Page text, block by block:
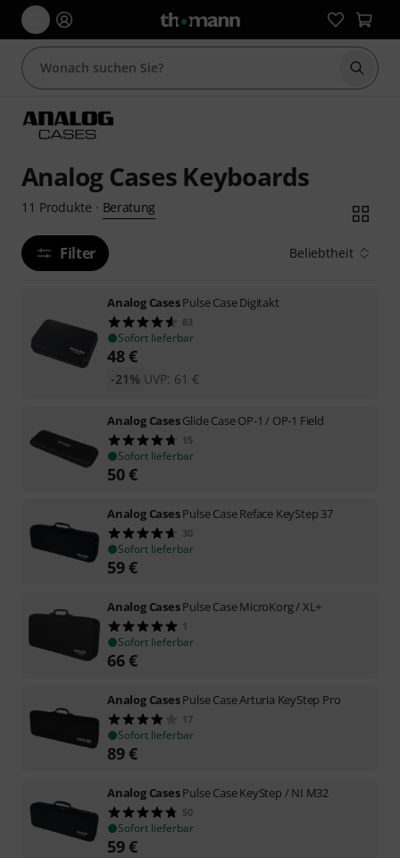
Suche
Analog Cases Keyboards
11 Produkte · Beratung
Filter Beliebtheit
Analog CasesPulse Case Digitakt
83
Sofort lieferbar
48€
UVP: 61 €
-21%
Analog CasesGlide Case OP-1 / OP-1 Field
15
Sofort lieferbar
50€
Analog CasesPulse Case Reface KeyStep 37
30
Sofort lieferbar
59€
Analog CasesPulse Case MicroKorg / XL+
1
Sofort lieferbar
66€
Analog CasesPulse Case Arturia KeyStep Pro
17
Sofort lieferbar
89€
Analog CasesPulse Case KeyStep / NI M32
50
Sofort lieferbar
59€